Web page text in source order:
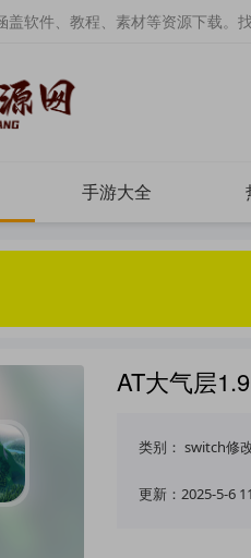
软件、教程、素材等资源下载。
手游大全
AT大气层
类别： switch修
更新：2025-5-6